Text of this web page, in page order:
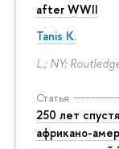
after WWII
Tanis K.
L.; NY:
Статья
250 лет
африкано-